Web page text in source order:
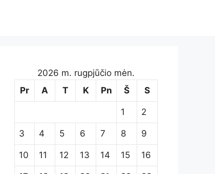
2026 m. rugpjūčio mėn.
Pr
A T K Pn Š S
1 2
3 4 5 6 7 8 9
10 11 12 13 14 15 16